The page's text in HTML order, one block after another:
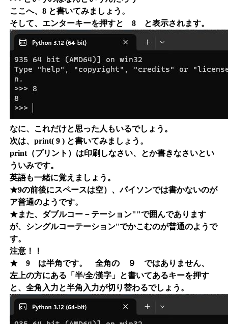
ここへ、8 と書いてみましょう。
そして、エンターキーを押すと 8 と表示されます。
なに、これだけと思った人もいるでしょう。
次は、print( 9 ) と書いてみましょう。
print（プリント）は印刷しなさい、とか書きなさいとい
ういみです。
英語も一緒に覚えましょう。
★9の前後にスペースは空）、パイソンでは書かないのが
ア普通のようです。
★また、ダブルコー－テーション""で囲んであります
が、シングルコーテーション''でかこむのが普通のようで
す。
注意！！
★ 9 は半角です。 全角の ９ ではありません、
左上の方にある「半/全/漢字」と書いてあるキーを押す
と、全角入力と半角入力が切り替わるでしょう。